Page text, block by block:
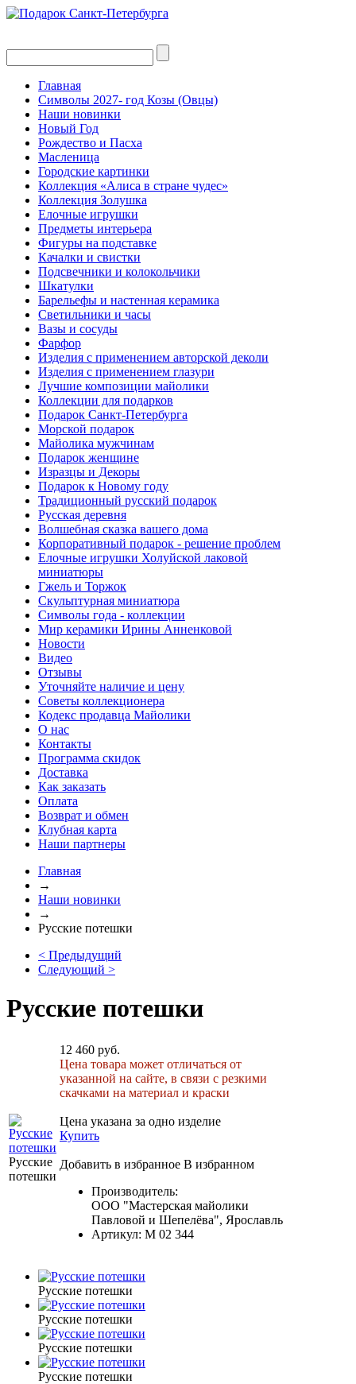
Главная
Символы 2027- год Козы (Овцы)
Наши новинки
Новый Год
Рождество и Пасха
Масленица
Городские картинки
Коллекция «Алиса в стране чудес»
Коллекция Золушка
Елочные игрушки
Предметы интерьера
Фигуры на подставке
Качалки и свистки
Подсвечники и колокольчики
Шкатулки
Барельефы и настенная керамика
Светильники и часы
Вазы и сосуды
Фарфор
Изделия с применением авторской деколи
Изделия с применением глазури
Лучшие композиции майолики
Коллекции для подарков
Подарок Санкт-Петербурга
Морской подарок
Майолика мужчинам
Подарок женщине
Изразцы и Декоры
Подарок к Новому году
Традиционный русский подарок
Русская деревня
Волшебная сказка вашего дома
Корпоративный подарок - решение проблем
Елочные игрушки Холуйской лаковой
миниатюры
Гжель и Торжок
Скульптурная миниатюра
Символы года - коллекции
Мир керамики Ирины Анненковой
Новости
Видео
Отзывы
Уточняйте наличие и цену
Советы коллекционера
Кодекс продавца Майолики
О нас
Контакты
Программа скидок
Доставка
Как заказать
Оплата
Возврат и обмен
Клубная карта
Наши партнеры
Главная
→
Наши новинки
→
Русские потешки
< Предыдущий
Следующий >
Русские потешки
Русские
потешки
12 460 руб.
Цена товара может отличаться от
указанной на сайте, в связи с резкими
скачками на материал и краски
Цена указана за одно изделие
Купить
Добавить в избранное В избранном
Производитель:
ООО "Мастерская майолики
Павловой и Шепелёва", Ярославль
Артикул: М 02 344
Русские потешки
Русские потешки
Русские потешки
Русские потешки